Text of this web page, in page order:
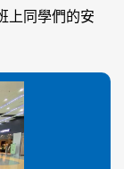
上同學們的安